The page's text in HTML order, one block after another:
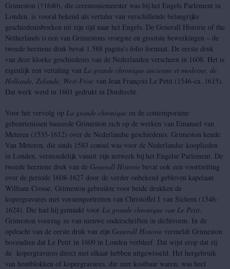
Grimeston (†1640), die ceremoniemeester was bij het Engels Parlement in
Londen, is vooral bekend als vertaler van verschillende belangrijke
geschiedenisboeken uit zijn tijd naar het Engels. De Generall Historie of the
Netherlands is een van Grimestons vroegste en grootste bewerkingen – de
tweede herziene druk bevat 1.588 pagina’s folio formaat. De eerste druk
van deze kloeke geschiedenis van de Nederlanden verscheen in 1608. Het is
eigenlijk een vertaling van La grande chronique ancienne et moderne, de
Hollande, Zelande, West-Frise van Jean François Le Petit (1546-ca. 1615).
Dat werk werd in 1601 gedrukt in Dordrecht.
Voor het vervolg op La grande chronique en de contemporaine
gebeurtenissen baseerde Grimeston zich op de werken van Emanuel van
Meteren (1535-1612) over de Nederlandse geschiedenis. Grimeston kende
Van Meteren, die sinds 1583 consul was voor de Nederlandse kooplieden
in Londen, vermoedelijk vanuit zijn netwerk bij het Engelse Parlement. De
tweede herziene druk van de Generall Historie bevat ook een voortzetting
over de periode 1608-1627 door de verder onbekend gebleven kapelaan
William Crosse. Grimeston gebruikte voor beide drukken de
kopergravures met vorstenportretten van Christoffel I van Sichem (1546-
1624). Die had hij gemaakt voor La grande chronique van Le Petit.
Grimeston voorzag ze van nieuwe onderschriften in dichtvorm. In de
opdracht van de eerste druk van zijn Generall Historie vermeldt Grimeston
bovendien dat Le Petit in 1609 in Londen verbleef. Dat wijst erop dat zij
de kopergravures direct met elkaar hebben uitgewisseld. Het hergebruik
van houtblokken of kopergravures, die zeer kostbaar waren, was heel